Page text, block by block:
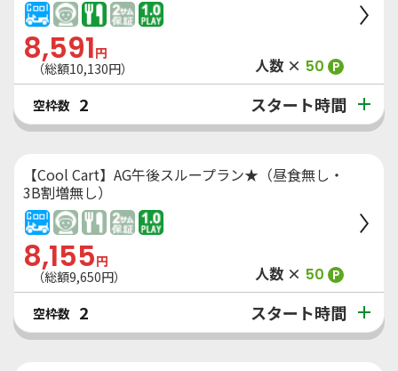
8,591円
（総額10,130円） 人数 × 50 P
空枠数 2 スタート時間
【Cool Cart】AG午後スループラン★（昼食無し・
3B割増無し）
8,155円
（総額9,650円） 人数 × 50 P
空枠数 2 スタート時間